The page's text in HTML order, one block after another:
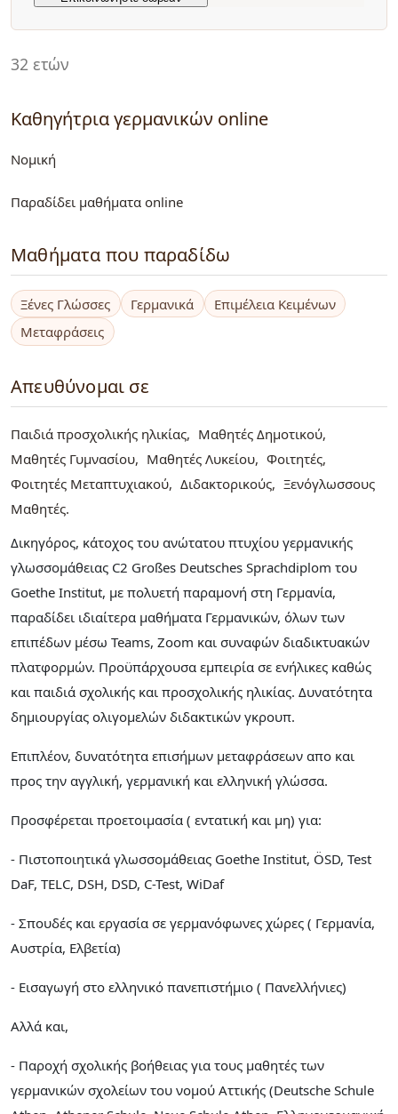
32 ετών
Καθηγήτρια γερμανικών online
Νομική
Παραδίδει μαθήματα online
Μαθήματα που παραδίδω
Ξένες Γλώσσες Γερμανικά
Επιμέλεια Κειμένων
Μεταφράσεις
Απευθύνομαι σε
Παιδιά προσχολικής ηλικίας
Μαθητές Δημοτικού
Μαθητές Γυμνασίου
Μαθητές Λυκείου
Φοιτητές
Φοιτητές Μεταπτυχιακού
Διδακτορικούς
Ξενόγλωσσους
Μαθητές
Δικηγόρος, κάτοχος του ανώτατου πτυχίου γερμανικής
γλωσσoμάθειας C2 Großes Deutsches Sprachdiplom του
Goethe Institut, με πολυετή παραμονή στη Γερμανία,
παραδίδει ιδιαίτερα μαθήματα Γερμανικών, όλων των
επιπέδων μέσω Teams, Zoom και συναφών διαδικτυακών
πλατφορμών. Προϋπάρχουσα εμπειρία σε ενήλικες καθώς
και παιδιά σχολικής και προσχολικής ηλικίας. Δυνατότητα
δημιουργίας ολιγομελών διδακτικών γκρουπ.
Επιπλέον, δυνατότητα επισήμων μεταφράσεων απο και
προς την αγγλική, γερμανική και ελληνική γλώσσα.
Προσφέρεται προετοιμασία ( εντατική και μη) για:
- Πιστοποιητικά γλωσσομάθειας Goethe Institut, ÖSD, Test
DaF, TELC, DSH, DSD, C-Test, WiDaf
- Σπουδές και εργασία σε γερμανόφωνες χώρες ( Γερμανία,
Αυστρία, Ελβετία)
- Εισαγωγή στο ελληνικό πανεπιστήμιο ( Πανελλήνιες)
Αλλά και,
- Παροχή σχολικής βοήθειας για τους μαθητές των
γερμανικών σχολείων του νομού Αττικής (Deutsche Schule